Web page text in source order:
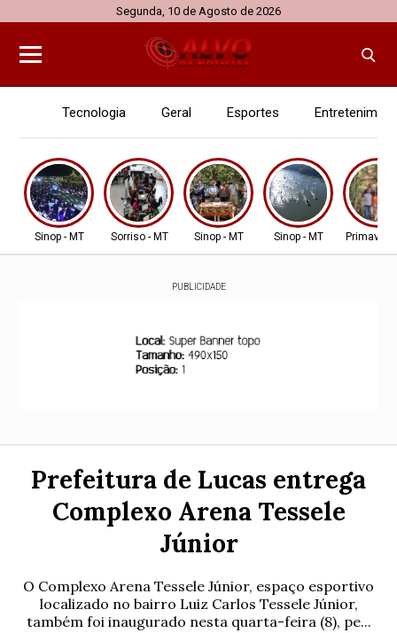
Segunda, 10 de Agosto de 2026
Tecnologia Geral Esportes
Sinop - MT Sorriso - MT Sinop - MT Sinop - MT
PUBLICIDADE
Prefeitura de Lucas entrega
Complexo Arena Tessele
Júnior
O Complexo Arena Tessele Júnior, espaço esportivo
localizado no bairro Luiz Carlos Tessele Júnior,
também foi inaugurado nesta quarta-feira (8), pe...